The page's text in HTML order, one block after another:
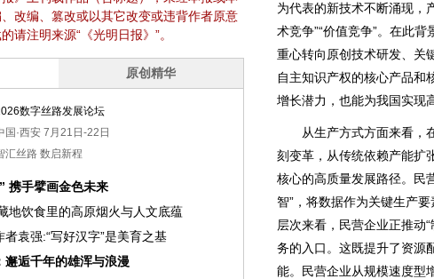
改编、篡改或以其它改变或违背作者原意
请注明来源“《光明日报》”。
为代表的新技术不断涌现，
术竞争”“价值竞争”。在此
重心转向原创技术研发、关
自主知识产权的核心产品和
增长潜力，也能为我国实现
从生产方式方面来看，在
刻变革，从传统依赖产能扩
核心的高质量发展路径。民
智”，将数据作为关键生产
层次来看，民营企业正推动
务的入口。这既提升了资源
能。民营企业从规模速度型